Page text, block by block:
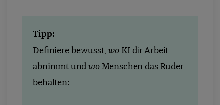
Tipp:
Definiere bewusst, wo KI dir Arbeit
abnimmt und wo Menschen das Ruder
behalten: